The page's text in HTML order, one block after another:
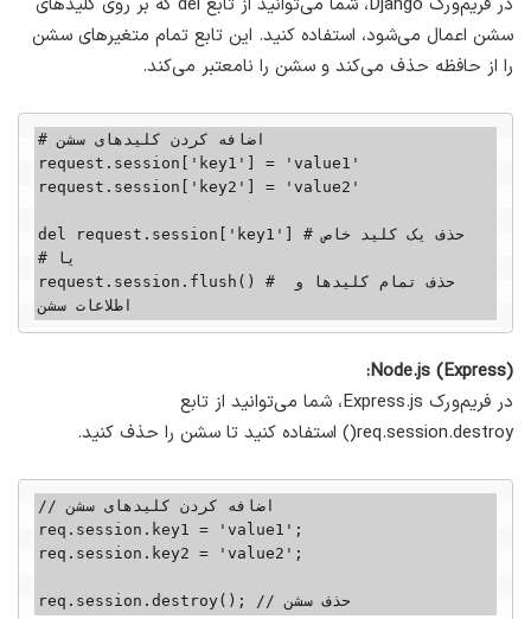
در فریم‌ورک Django، شما می‌توانید از تابع del که بر روی کلید‌های
سشن اعمال می‌شود، استفاده کنید. این تابع تمام متغیرهای سشن
را از حافظه حذف می‌کند و سشن را نامعتبر می‌کند.
# اضافه کردن کلید‌های سشن
request.session['key1'] = 'value1'
request.session['key2'] = 'value2'
del request.session['key1'] # حذف یک کلید خاص
# یا
request.session.flush() # حذف تمام کلید‌ها و
اطلاعات سشن
Node.js (Express):
در فریم‌ورک Express.js، شما می‌توانید از تابع
req.session.destroy() استفاده کنید تا سشن را حذف کنید.
// اضافه کردن کلید‌های سشن
req.session.key1 = 'value1';
req.session.key2 = 'value2';
req.session.destroy(); // حذف سشن